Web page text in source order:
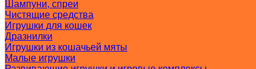
Шампуни, спреи
Чистящие средства
Игрушки для кошек
Дразнилки
Игрушки из кошачьей мяты
Малые игрушки